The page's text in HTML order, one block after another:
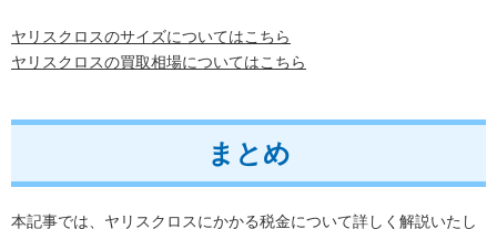
ヤリスクロスのサイズについてはこちら
ヤリスクロスの買取相場についてはこちら
まとめ
本記事では、ヤリスクロスにかかる税金について詳しく解説いたし